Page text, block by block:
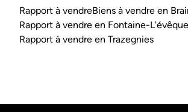
Rapport à vendreBiens à vendre en
Rapport à vendre en Fontaine-L'évêque
Rapport à vendre en Trazegnies